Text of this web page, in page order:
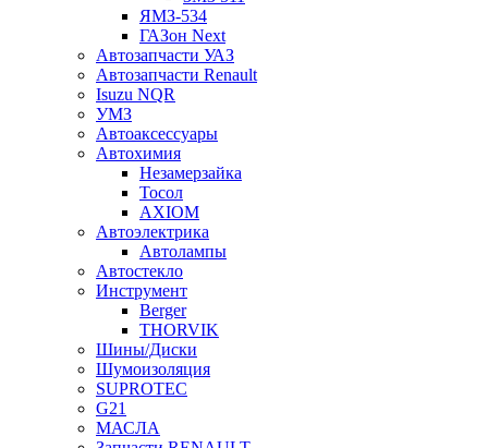
ЯМЗ-534
ГАЗон Next
Автозапчасти УАЗ
Автозапчасти Renault
Isuzu NQR
УМЗ
Автоаксессуары
Автохимия
Незамерзайка
Тосол
AXIOM
Автоэлектрика
Автолампы
Автостекло
Инструмент
Berger
THORVIK
Шины/Диски
Шумоизоляция
SUPROTEC
G21
МАСЛА